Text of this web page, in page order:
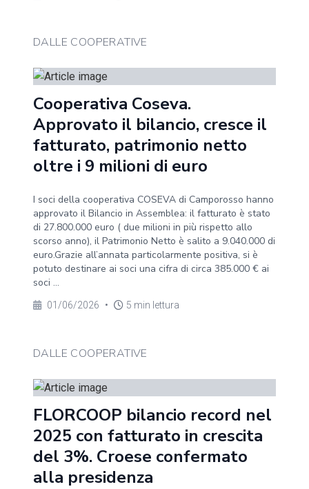
DALLE COOPERATIVE
Cooperativa Coseva.
Approvato il bilancio, cresce il
fatturato, patrimonio netto
oltre i 9 milioni di euro
I soci della cooperativa COSEVA di Camporosso hanno
approvato il Bilancio in Assemblea: il fatturato è stato
di 27.800.000 euro ( due milioni in più rispetto allo
scorso anno), il Patrimonio Netto è salito a 9.040.000 di
euro.Grazie all’annata particolarmente positiva, si è
potuto destinare ai soci una cifra di circa 385.000 € ai
soci ...
01/06/2026 • 5 min lettura
DALLE COOPERATIVE
FLORCOOP bilancio record nel
2025 con fatturato in crescita
del 3%. Croese confermato
alla presidenza